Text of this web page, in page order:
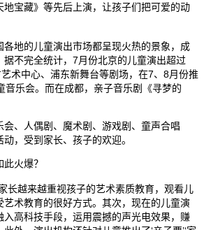
地宝藏》等先后上演，让孩子们把可爱的动
地的儿童演出市场都呈现火热的景象，成
据不完全统计，7月份北京的儿童演出超过
术中心、浦东新舞台等剧场，在7、8月份推
音乐会。而在成都，亲子音乐剧《寻梦的
、人偶剧、魔术剧、游戏剧、童声合唱
，受到家长、孩子的欢迎。
火爆？
长越来越重视孩子的艺术素质教育，观看儿
术教育的很好方式。其次，现在的儿童演
入高科技手段，运用震撼的声光电效果，赚